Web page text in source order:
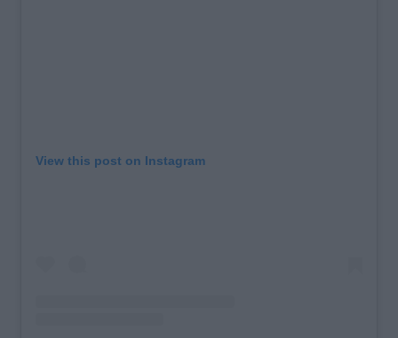
View this post on Instagram